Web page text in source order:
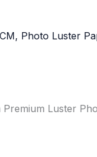
Luster